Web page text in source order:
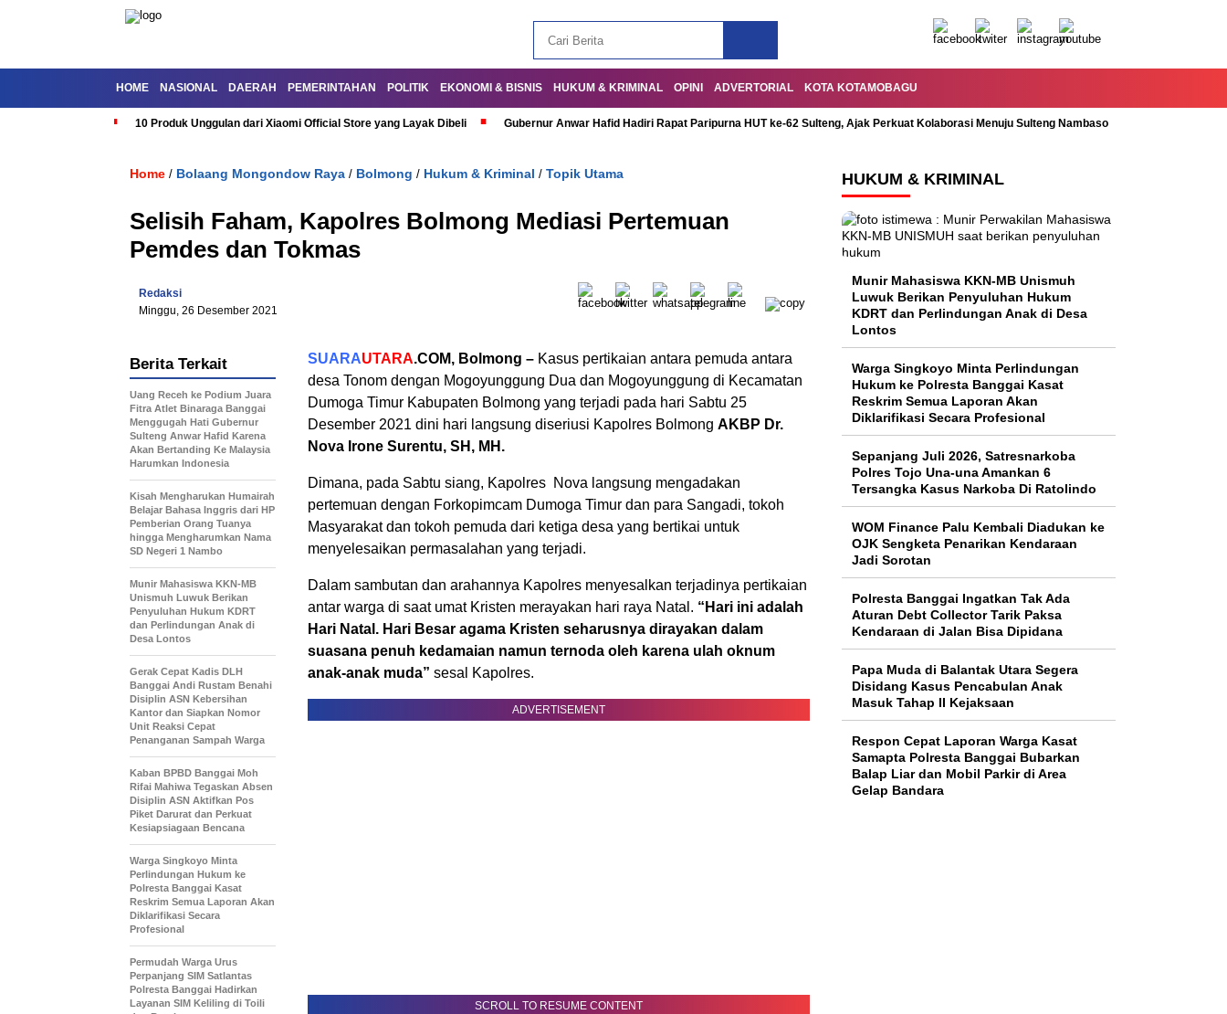
HOME NASIONAL DAERAH PEMERINTAHAN POLITIK EKONOMI & BISNIS HUKUM & KRIMINAL OPINI ADVERTORIAL KOTA KOTAMOBAGU
10 Produk Unggulan dari Xiaomi Official Store yang Layak Dibeli Gubernur Anwar Hafid Hadiri Rapat Paripurna HUT ke-62 Sulteng, Ajak Perkuat Kolaborasi Menuju Sulteng Nambaso
Home / Bolaang Mongondow Raya / Bolmong / Hukum & Kriminal / Topik Utama
Selisih Faham, Kapolres Bolmong Mediasi Pertemuan
Pemdes dan Tokmas
Redaksi
Minggu, 26 Desember 2021
SUARAUTARA.COM, Bolmong – Kasus pertikaian antara pemuda antara
desa Tonom dengan Mogoyunggung Dua dan Mogoyunggung di Kecamatan
Dumoga Timur Kabupaten Bolmong yang terjadi pada hari Sabtu 25
Desember 2021 dini hari langsung diseriusi Kapolres Bolmong AKBP Dr.
Nova Irone Surentu, SH, MH.
Dimana, pada Sabtu siang, Kapolres Nova langsung mengadakan
pertemuan dengan Forkopimcam Dumoga Timur dan para Sangadi, tokoh
Masyarakat dan tokoh pemuda dari ketiga desa yang bertikai untuk
menyelesaikan permasalahan yang terjadi.
Dalam sambutan dan arahannya Kapolres menyesalkan terjadinya pertikaian
antar warga di saat umat Kristen merayakan hari raya Natal. “Hari ini adalah
Hari Natal. Hari Besar agama Kristen seharusnya dirayakan dalam
suasana penuh kedamaian namun ternoda oleh karena ulah oknum
anak-anak muda” sesal Kapolres.
ADVERTISEMENT
SCROLL TO RESUME CONTENT
Berita Terkait
Uang Receh ke Podium Juara
Fitra Atlet Binaraga Banggai
Menggugah Hati Gubernur
Sulteng Anwar Hafid Karena
Akan Bertanding Ke Malaysia
Harumkan Indonesia
Kisah Mengharukan Humairah
Belajar Bahasa Inggris dari HP
Pemberian Orang Tuanya
hingga Mengharumkan Nama
SD Negeri 1 Nambo
Munir Mahasiswa KKN-MB
Unismuh Luwuk Berikan
Penyuluhan Hukum KDRT
dan Perlindungan Anak di
Desa Lontos
Gerak Cepat Kadis DLH
Banggai Andi Rustam Benahi
Disiplin ASN Kebersihan
Kantor dan Siapkan Nomor
Unit Reaksi Cepat
Penanganan Sampah Warga
Kaban BPBD Banggai Moh
Rifai Mahiwa Tegaskan Absen
Disiplin ASN Aktifkan Pos
Piket Darurat dan Perkuat
Kesiapsiagaan Bencana
Warga Singkoyo Minta
Perlindungan Hukum ke
Polresta Banggai Kasat
Reskrim Semua Laporan Akan
Diklarifikasi Secara
Profesional
Permudah Warga Urus
Perpanjang SIM Satlantas
Polresta Banggai Hadirkan
Layanan SIM Keliling di Toili
HUKUM & KRIMINAL
Munir Mahasiswa KKN-MB Unismuh
Luwuk Berikan Penyuluhan Hukum
KDRT dan Perlindungan Anak di Desa
Lontos
Warga Singkoyo Minta Perlindungan
Hukum ke Polresta Banggai Kasat
Reskrim Semua Laporan Akan
Diklarifikasi Secara Profesional
Sepanjang Juli 2026, Satresnarkoba
Polres Tojo Una-una Amankan 6
Tersangka Kasus Narkoba Di Ratolindo
WOM Finance Palu Kembali Diadukan ke
OJK Sengketa Penarikan Kendaraan
Jadi Sorotan
Polresta Banggai Ingatkan Tak Ada
Aturan Debt Collector Tarik Paksa
Kendaraan di Jalan Bisa Dipidana
Papa Muda di Balantak Utara Segera
Disidang Kasus Pencabulan Anak
Masuk Tahap II Kejaksaan
Respon Cepat Laporan Warga Kasat
Samapta Polresta Banggai Bubarkan
Balap Liar dan Mobil Parkir di Area
Gelap Bandara